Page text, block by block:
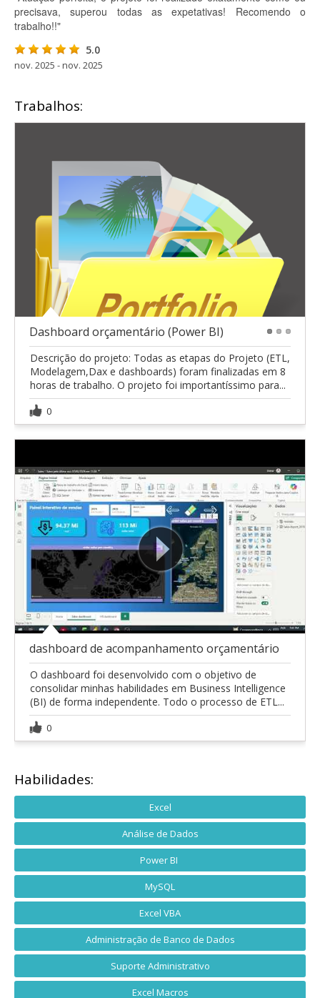
precisava, superou todas as expetativas! Recomendo o
trabalho!!"
5.0
nov. 2025 - nov. 2025
Trabalhos:
Dashboard orçamentário (Power BI)
Descrição do projeto: Todas as etapas do Projeto (ETL,
Modelagem,Dax e dashboards) foram finalizadas em 8
horas de trabalho. O projeto foi importantíssimo para...
0
dashboard de acompanhamento orçamentário
O dashboard foi desenvolvido com o objetivo de
consolidar minhas habilidades em Business Intelligence
(BI) de forma independente. Todo o processo de ETL...
0
Habilidades:
Excel
Análise de Dados
Power BI
MySQL
Excel VBA
Administração de Banco de Dados
Suporte Administrativo
Excel Macros